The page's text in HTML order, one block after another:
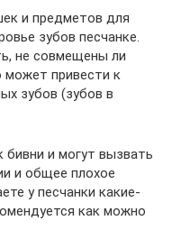
и предметов для
зубов песчанке.
не совмещены ли
может привести к
зубов (зубов в
и могут вызвать
и общее плохое
у песчанки какие-
как можно